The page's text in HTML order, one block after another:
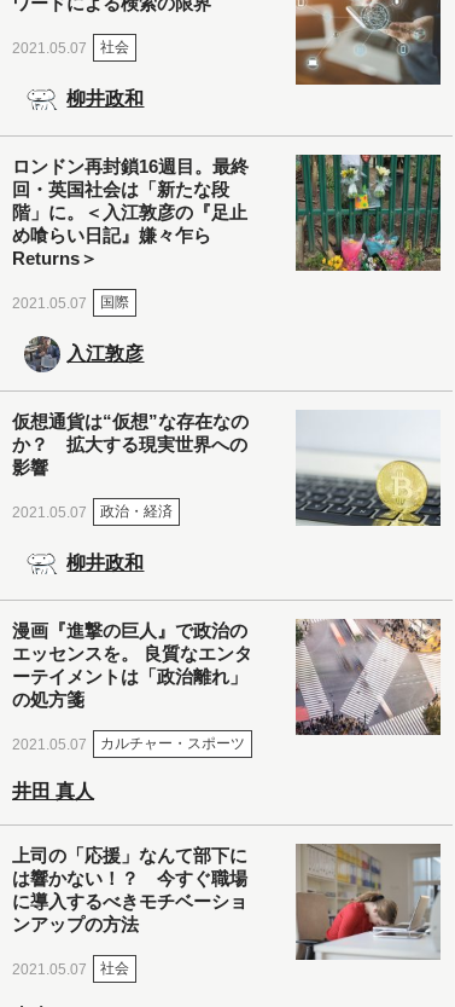
2021.05.07 社会
柳井政和
ロンドン再封鎖16週目。最終
回・英国社会は「新たな段
階」に。＜入江敦彦の『足止
め喰らい日記』嫌々乍ら
Returns＞
2021.05.07 国際
入江敦彦
仮想通貨は“仮想”な存在なの
か？ 拡大する現実世界への
影響
2021.05.07 政治・経済
柳井政和
漫画『進撃の巨人』で政治の
エッセンスを。 良質なエンタ
ーテイメントは「政治離れ」
の処方箋
2021.05.07 カルチャー・スポーツ
井田 真人
上司の「応援」なんて部下に
は響かない！？ 今すぐ職場
に導入するべきモチベーショ
ンアップの方法
2021.05.07 社会